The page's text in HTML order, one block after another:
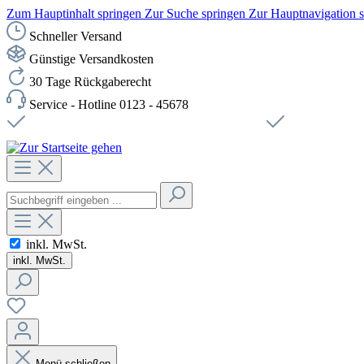
Zum Hauptinhalt springen Zur Suche springen Zur Hauptnavigation
Schneller Versand
Günstige Versandkosten
30 Tage Rückgaberecht
Service - Hotline 0123 - 45678
inkl. MwSt.
inkl. MwSt.